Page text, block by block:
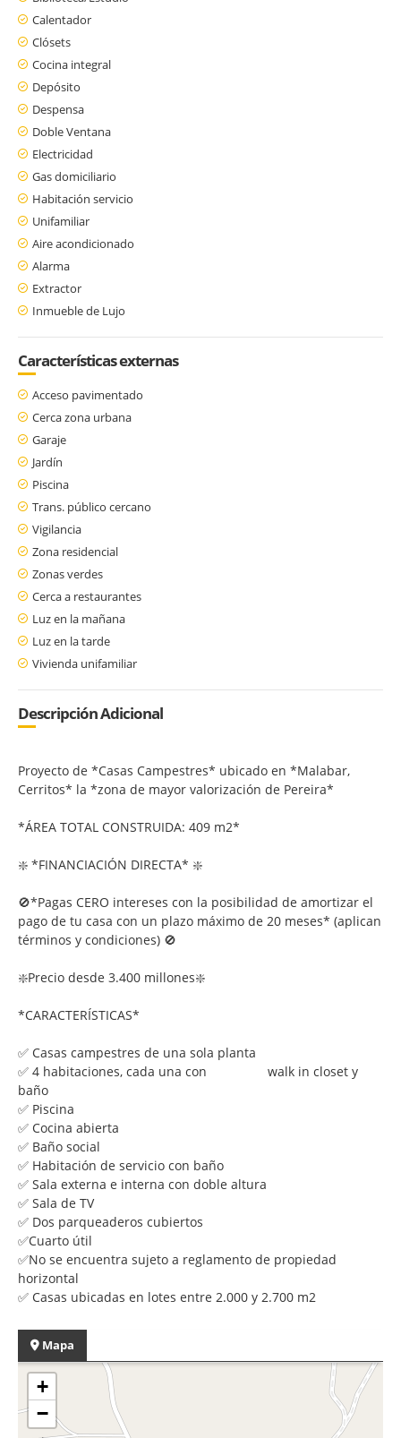
Calentador
Clósets
Cocina integral
Depósito
Despensa
Doble Ventana
Electricidad
Gas domiciliario
Habitación servicio
Unifamiliar
Aire acondicionado
Alarma
Extractor
Inmueble de Lujo
Características externas
Acceso pavimentado
Cerca zona urbana
Garaje
Jardín
Piscina
Trans. público cercano
Vigilancia
Zona residencial
Zonas verdes
Cerca a restaurantes
Luz en la mañana
Luz en la tarde
Vivienda unifamiliar
Descripción Adicional
Proyecto de *Casas Campestres* ubicado en *Malabar,
Cerritos* la *zona de mayor valorización de Pereira*
*ÁREA TOTAL CONSTRUIDA: 409 m2*
❇️ *FINANCIACIÓN DIRECTA* ❇️
🚫*Pagas CERO intereses con la posibilidad de amortizar el
pago de tu casa con un plazo máximo de 20 meses* (aplican
términos y condiciones) 🚫
❇️Precio desde 3.400 millones❇️
*CARACTERÍSTICAS*
✅ Casas campestres de una sola planta
✅ 4 habitaciones, cada una con walk in closet y
baño
✅ Piscina
✅ Cocina abierta
✅ Baño social
✅ Habitación de servicio con baño
✅ Sala externa e interna con doble altura
✅ Sala de TV
✅ Dos parqueaderos cubiertos
✅Cuarto útil
✅No se encuentra sujeto a reglamento de propiedad
horizontal
✅ Casas ubicadas en lotes entre 2.000 y 2.700 m2
Mapa
+
−